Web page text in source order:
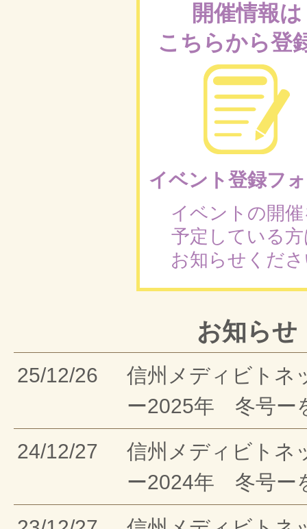
開催情報は
こちらから登
イベント登録フ
イベントの開
予定している
お知らせくだ
お知らせ
25/12/26
信州メディビトネ
ー2025年 冬号ー
24/12/27
信州メディビトネ
ー2024年 冬号ー